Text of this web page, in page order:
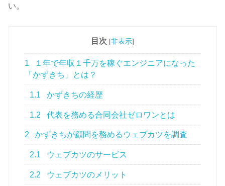
い。
目次 [非表示]
1
１年で年収１千万を稼ぐエンジニアになった
「かずきち」とは？
1.1 かずきちの経歴
1.2 代表を務める合同会社ゼロワンとは
2 かずきちが顧問を務めるウェブカツを調査
2.1 ウェブカツのサービス
2.2 ウェブカツのメリット